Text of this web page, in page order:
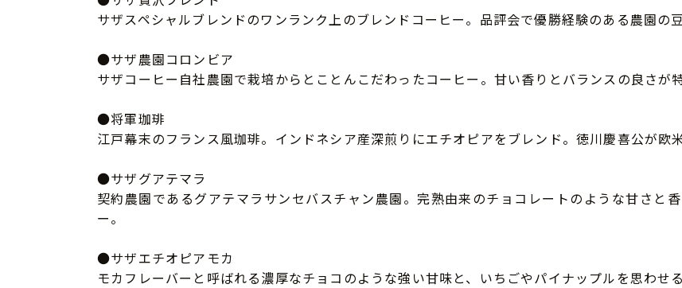
サザスペシャルブレンドのワンランク上のブレンドコーヒー。品評会で優勝経験のある農園の
●サザ農園コロンビア
サザコーヒー自社農園で栽培からとことんこだわったコーヒー。甘い香りとバランスの良さが
●将軍珈琲
江戸幕末のフランス風珈琲。インドネシア産深煎りにエチオピアをブレンド。徳川慶喜公が欧
●サザグアテマラ
契約農園であるグアテマラサンセバスチャン農園。完熟由来のチョコレートのような甘さと
ー。
●サザエチオピアモカ
モカフレーバーと呼ばれる濃厚なチョコのような強い甘味と、いちごやパイナップルを思わせ